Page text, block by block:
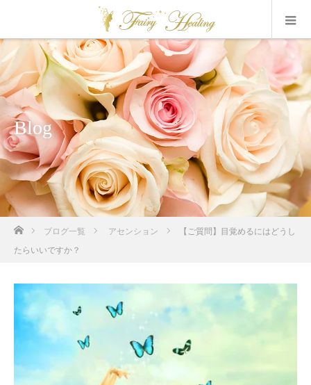
Blog
ホームブログ一覧 アセンション
【ご質問】目覚めるにはどうし
たらいいですか？